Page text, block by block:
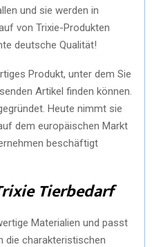
und sie werden in
von Trixie-Produkten
deutsche Qualität!
Produkt, unter dem Sie
Artikel finden können.
Heute nimmt sie
dem europäischen Markt
beschäftigt
Tierbedarf
Materialien und passt
die charakteristischen